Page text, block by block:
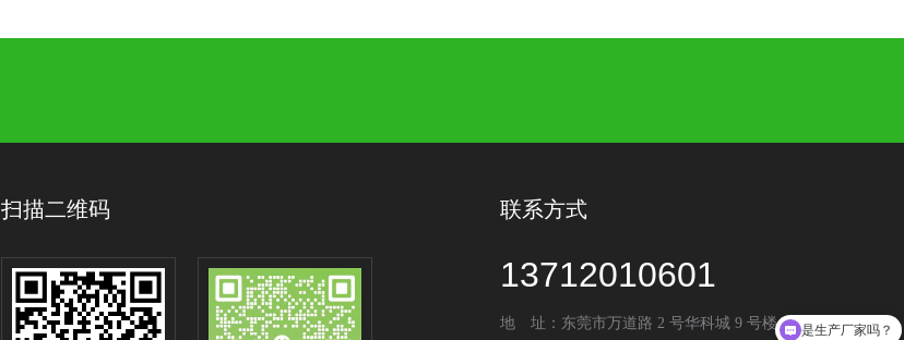
扫描二维码 联系方式
13712010601
地 址：东莞市万道路 2 号华科城 9 号楼 是生产厂家吗？